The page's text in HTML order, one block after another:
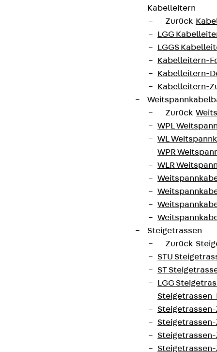
Kabelleitern
Zurück
LGG
LGGS
Kabelleitern-
Kabelleitern-
Kabelleitern-
Zurück
WPL
WL
WPR
WLR
Steigetrassen
Zurück
STU
ST
LGG
Steigetrassen-
Steigetrassen-
Steigetrassen-
Steigetrassen-